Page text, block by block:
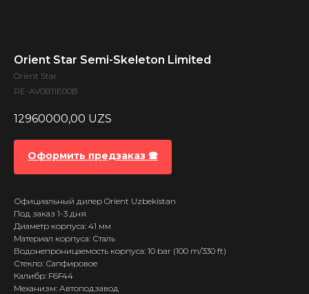
Orient Star Semi-Skeleton Limited
Orient Star
RE-AV0B11E00B
12960000,00 UZS
Оформить предзаказ 🕿
Официальный дилер Orient Uzbekistan
Под заказ 1-3 дня
Диаметр корпуса: 41 мм
Материал корпуса: Сталь
Водонепроницаемость корпуса: 10 bar (100 m/330 ft)
Стекло: Сапфировое
Калибр: F6F44
Механизм: Автоподзавод